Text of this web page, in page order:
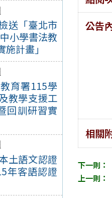
送「臺北市
小學書法教
計畫」
育署115學
教學支援工
回訓研習實
土語文認證
年客語認證
公告
相關